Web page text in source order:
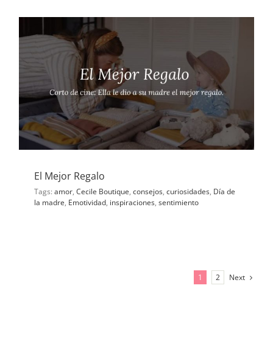
El Mejor Regalo
Tags: amor, Cecile Boutique, consejos, curiosidades, Día de
la madre, Emotividad, inspiraciones, sentimiento
1 2 Next